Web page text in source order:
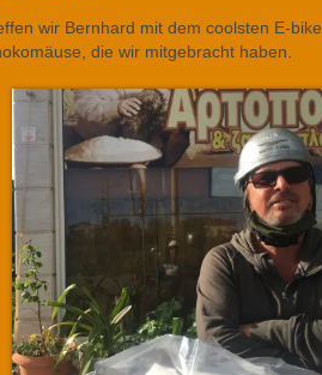
wir Bernhard mit dem coolsten E-bike
die wir mitgebracht haben.